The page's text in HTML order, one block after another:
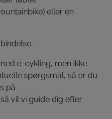
eller en
e-cykling, men ikke
spørgsmål, så er du
på
vil vi guide dig efter